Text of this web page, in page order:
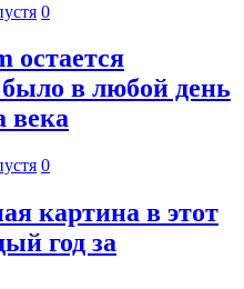
0
в любой день
века
0
картина в этот
год за